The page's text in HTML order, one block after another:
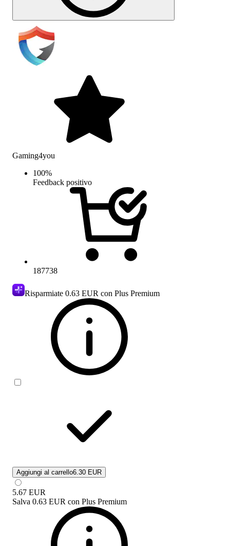
Gaming4you
100%
Feedback positivo
187738
Risparmiate 0.63 EUR con Plus Premium
Aggiungi al carrello6.30 EUR
5.67 EUR
Salva 0.63 EUR con Plus Premium